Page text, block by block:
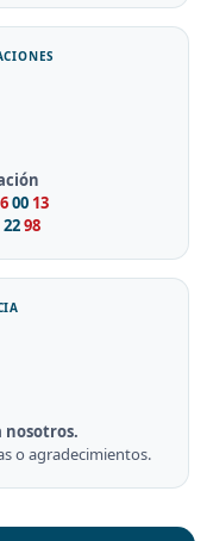
00 13
2298
nosotros.
o agradecimientos.